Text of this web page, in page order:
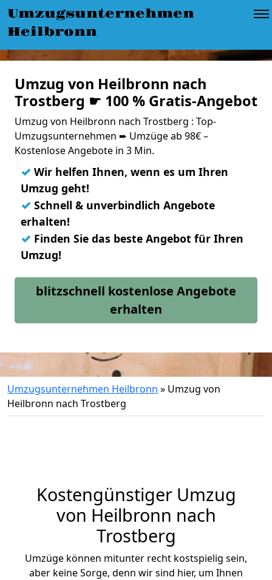
Umzugsunternehmen
Heilbronn
Umzug von Heilbronn nach
Trostberg ☛ 100 % Gratis-Angebot
Umzug von Heilbronn nach Trostberg : Top-
Umzugsunternehmen ➨ Umzüge ab 98€ –
Kostenlose Angebote in 3 Min.
✓ Wir helfen Ihnen, wenn es um Ihren
Umzug geht!
✓ Schnell & unverbindlich Angebote
erhalten!
✓ Finden Sie das beste Angebot für Ihren
Umzug!
blitzschnell kostenlose Angebote
erhalten
Umzugsunternehmen Heilbronn » Umzug von
Heilbronn nach Trostberg
Kostengünstiger Umzug
von Heilbronn nach
Trostberg
Umzüge können mitunter recht kostspielig sein,
aber keine Sorge, denn wir sind hier, um Ihnen